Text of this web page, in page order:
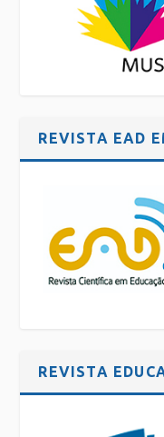
REVISTA EAD
REVISTA